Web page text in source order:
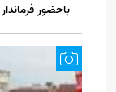
باحضور